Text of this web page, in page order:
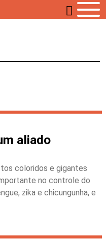
aliado
coloridos e gigantes
no controle do
zika e chicungunha, e